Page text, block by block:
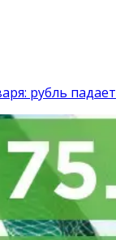
рубль падает